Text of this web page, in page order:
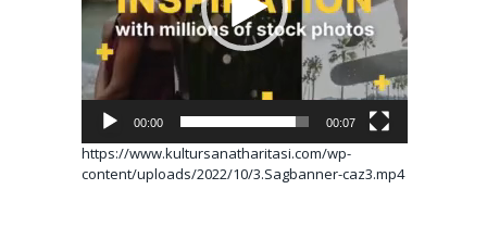
00:00 00:07
https://www.kultursanatharitasi.com/wp-
content/uploads/2022/10/3.Sagbanner-caz3.mp4